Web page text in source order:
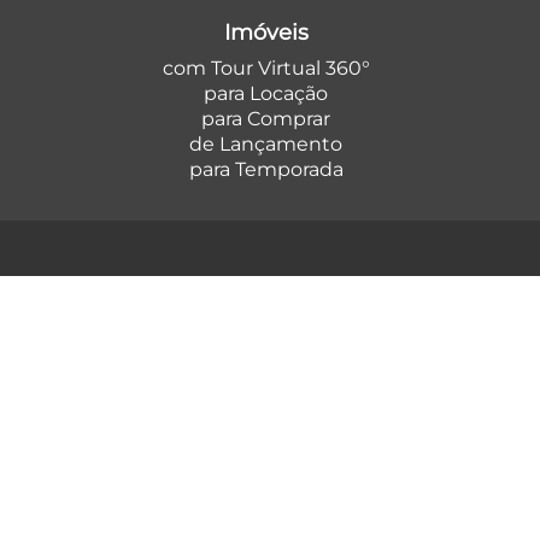
Imóveis
com Tour Virtual 360°
para Locação
para Comprar
de Lançamento
para Temporada